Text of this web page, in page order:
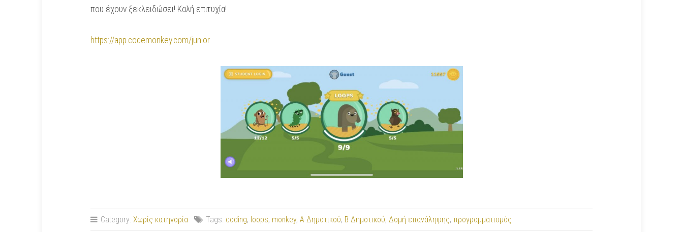
που έχουν ξεκλειδώσει! Καλή επιτυχία!
https://app.codemonkey.com/junior
Category: Χωρίς κατηγορία Tags: coding, loops, monkey, Α Δημοτικού, Β Δημοτικού, Δομή επανάληψης, προγραμματισμός